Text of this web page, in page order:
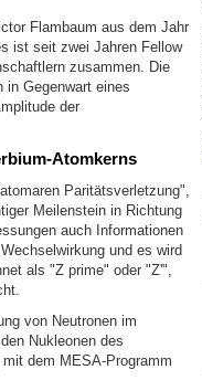
Flambaum aus dem Jahr
ist seit zwei Jahren Fellow
zusammen. Die
in Gegenwart eines
der
Atomkerns
Paritätsverletzung",
Meilenstein in Richtung
auch Informationen
und es wird
als "Z prime" oder "Z'",
von Neutronen im
Nukleonen des
dem MESA-Programm